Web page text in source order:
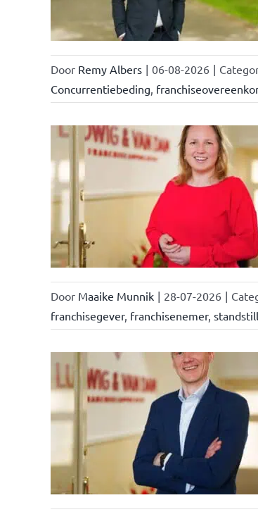
Door Remy Albers | 06-08-2026 |
Concurrentiebeding,
Door Maaike Munnik | 28-07-2026 |
franchisegever, franchisenemer,